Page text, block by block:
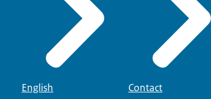
English Contact